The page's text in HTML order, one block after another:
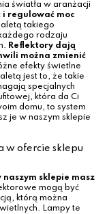
światła w aranżacji
regulować moc
takiego
rodzaju
Reflektory dają
można zmienić
efekty świetlne
jest to, że takie
specjalnych
która da Ci
domu, to system
je w naszym sklepie
w ofercie sklepu
sklepie masz
mogą być
którą można
Lampy te